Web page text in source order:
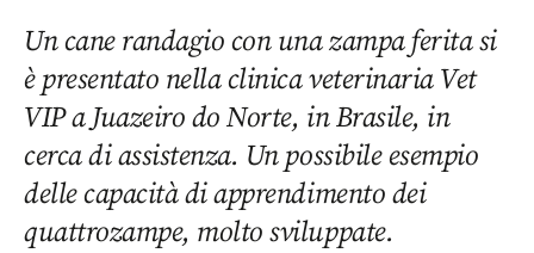
Un cane randagio con una zampa ferita si
è presentato nella clinica veterinaria Vet
VIP a Juazeiro do Norte, in Brasile, in
cerca di assistenza. Un possibile esempio
delle capacità di apprendimento dei
quattrozampe, molto sviluppate.